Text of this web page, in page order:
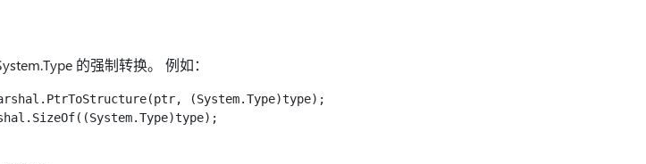
的强制转换。 例如：
(System.Type)type);